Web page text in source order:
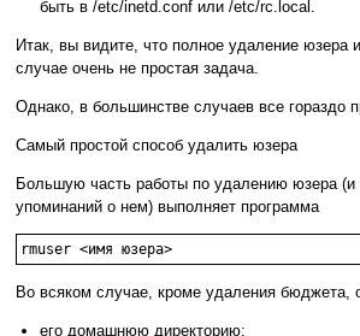
быть в /etc/inetd.conf или /etc/rc.local.
Итак, вы видите, что полное удаление юзера
случае очень не простая задача.
Однако, в большинстве случаев все гораздо
Самый простой способ удалить юзера
Большую часть работы по удалению юзера (и
упоминаний о нем) выполняет программа
rmuser <имя юзера>
Во всяком случае, кроме удаления бюджета,
его домашнюю директорию;